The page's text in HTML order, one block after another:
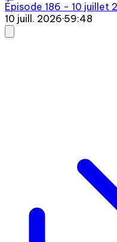
Épisode 186 - 10 juillet
10 juill. 2026·59:48